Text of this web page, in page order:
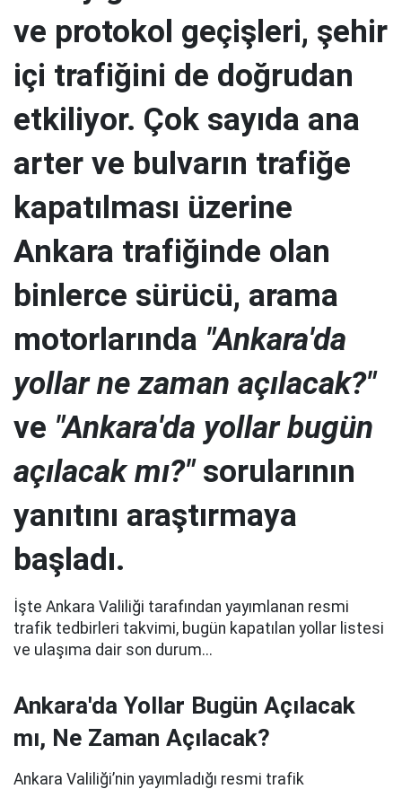
ve protokol geçişleri, şehir
içi trafiğini de doğrudan
etkiliyor. Çok sayıda ana
arter ve bulvarın trafiğe
kapatılması üzerine
Ankara trafiğinde olan
binlerce sürücü, arama
motorlarında "Ankara'da
yollar ne zaman açılacak?"
ve "Ankara'da yollar bugün
açılacak mı?"sorularının
yanıtını araştırmaya
başladı.
İşte Ankara Valiliği tarafından yayımlanan resmi
trafik tedbirleri takvimi, bugün kapatılan yollar listesi
ve ulaşıma dair son durum...
Ankara'da Yollar Bugün Açılacak
mı, Ne Zaman Açılacak?
Ankara Valiliği’nin yayımladığı resmi trafik